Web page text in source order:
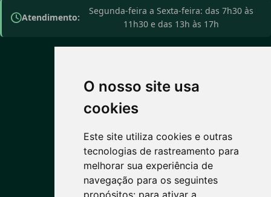
O nosso site usa
cookies
Este site utiliza cookies e outras
tecnologias de rastreamento para
melhorar sua experiência de
navegação para os seguintes
propósitos: para ativar a
Atendimento:
Segunda-feira a Sexta-feira: das 7h30 às
11h30 e das 13h às 17h
PREVISÃO DO TEMPO
22°C
Nublado
Máx: 23° • Mín: 13°